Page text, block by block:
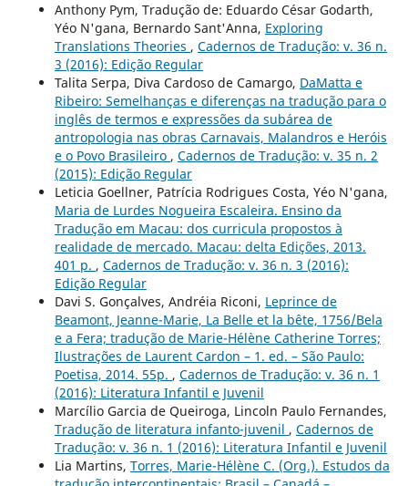
Anthony Pym, Tradução de: Eduardo César Godarth,
Yéo N'gana, Bernardo Sant'Anna, Exploring
Translations Theories , Cadernos de Tradução: v. 36 n.
3 (2016): Edição Regular
Talita Serpa, Diva Cardoso de Camargo, DaMatta e
Ribeiro: Semelhanças e diferenças na tradução para o
inglês de termos e expressões da subárea de
antropologia nas obras Carnavais, Malandros e Heróis
e o Povo Brasileiro , Cadernos de Tradução: v. 35 n. 2
(2015): Edição Regular
Leticia Goellner, Patrícia Rodrigues Costa, Yéo N'gana,
Maria de Lurdes Nogueira Escaleira. Ensino da
Tradução em Macau: dos curricula propostos à
realidade de mercado. Macau: delta Edições, 2013.
401 p. , Cadernos de Tradução: v. 36 n. 3 (2016):
Edição Regular
Davi S. Gonçalves, Andréia Riconi, Leprince de
Beamont, Jeanne-Marie, La Belle et la bête, 1756/Bela
e a Fera; tradução de Marie-Hélène Catherine Torres;
Ilustrações de Laurent Cardon – 1. ed. – São Paulo:
Poetisa, 2014. 55p. , Cadernos de Tradução: v. 36 n. 1
(2016): Literatura Infantil e Juvenil
Marcílio Garcia de Queiroga, Lincoln Paulo Fernandes,
Tradução de literatura infanto-juvenil , Cadernos de
Tradução: v. 36 n. 1 (2016): Literatura Infantil e Juvenil
Lia Martins, Torres, Marie-Hélène C. (Org.). Estudos da